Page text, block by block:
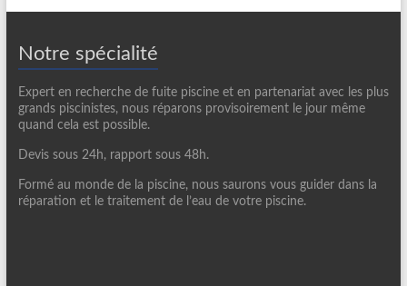
Notre spécialité
Expert en recherche de fuite piscine et en partenariat avec les plus
grands piscinistes, nous réparons provisoirement le jour même
quand cela est possible.
Devis sous 24h, rapport sous 48h.
Formé au monde de la piscine, nous saurons vous guider dans la
réparation et le traitement de l’eau de votre piscine.